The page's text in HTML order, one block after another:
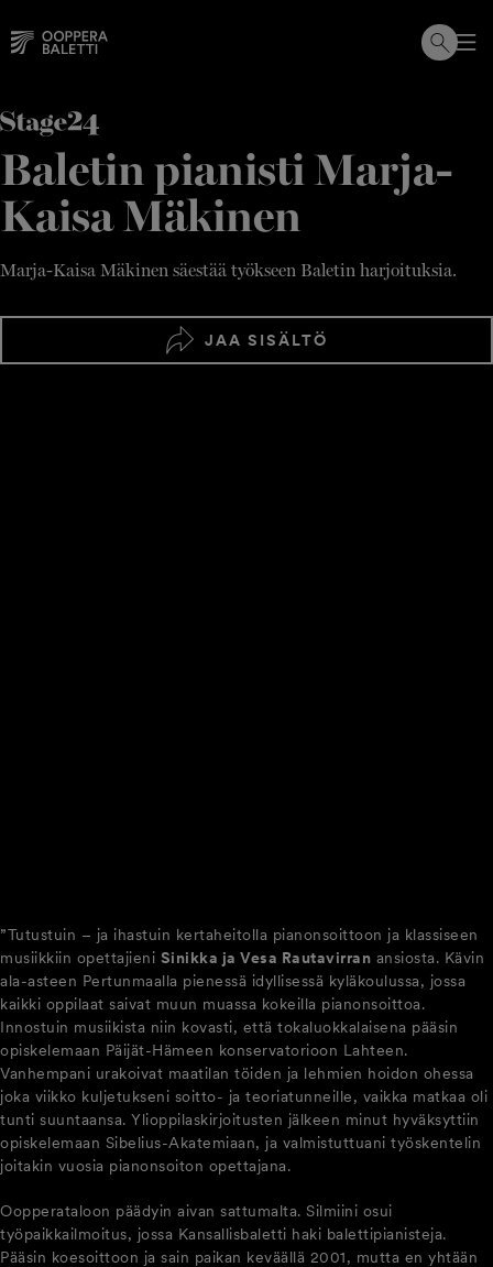
sisältöön
Baletin pianisti Marja-
Kaisa Mäkinen
Marja-Kaisa Mäkinen säestää työkseen Baletin harjoituksia.
JAA SISÄLTÖ
”Tutustuin – ja ihastuin kertaheitolla pianonsoittoon ja klassiseen
musiikkiin opettajieni Sinikka ja Vesa Rautavirran ansiosta. Kävin
ala-asteen Pertunmaalla pienessä idyllisessä kyläkoulussa, jossa
kaikki oppilaat saivat muun muassa kokeilla pianonsoittoa.
Innostuin musiikista niin kovasti, että tokaluokkalaisena pääsin
opiskelemaan Päijät-Hämeen konservatorioon Lahteen.
Vanhempani urakoivat maatilan töiden ja lehmien hoidon ohessa
joka viikko kuljetukseni soitto- ja teoriatunneille, vaikka matkaa oli
tunti suuntaansa. Ylioppilaskirjoitusten jälkeen minut hyväksyttiin
opiskelemaan Sibelius-Akatemiaan, ja valmistuttuani työskentelin
joitakin vuosia pianonsoiton opettajana.
Oopperataloon päädyin aivan sattumalta. Silmiini osui
työpaikkailmoitus, jossa Kansallisbaletti haki balettipianisteja.
Pääsin koesoittoon ja sain paikan keväällä 2001, mutta en yhtään